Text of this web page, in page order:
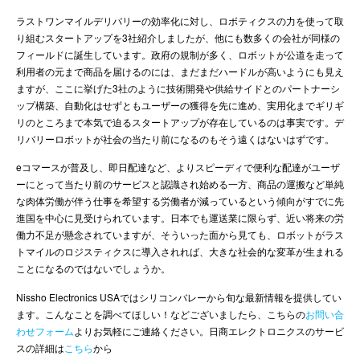
ラストワンマイルデリバリーの効率化に対し、ロボティクスの力を使って取
り組むスタートアップを3社紹介しましたが、他にも数多くの会社が同様の
フィールドに誕生しています。政府の規制が多く、ロボットが公道を走って
利用者の元まで商品を届けるのには、まだまだハードルが高いようにも見え
ますが、ここに挙げた3社のように技術開発や供給サイドとのパートナーシ
ップ構築、自動化はせずともユーザーの獲得を先に進め、実用化までギリギ
リのところまで本気で迫るスタートアップが存在しているのは事実です。デ
リバリーロボットが社会の当たり前になるのもそう遠くはないはずです。
eコマースが普及し、即日配達など、よりスピーディで便利な配達がユーザ
ーにとって当たり前のサービスと認識され始める一方、商品の運搬など単純
な肉体労働が伴う仕事を希望する労働者が減っているという傾向がすでに先
進国を中心に見受けられています。日本でも運送業に限らず、近い将来の労
働力不足が懸念されていますが、そういった面から見ても、ロボットがラス
トマイルのロジスティクスに導入されれば、大きな社会的な変革が生まれる
ことになるのではないでしょうか。
Nissho Electronics USAではシリコンバレーから旬な最新情報を提供してい
ます。こんなことを調べてほしい！などございましたら、こちらのお問い合
わせフォームよりお気軽にご連絡ください。日商エレクトロニクスのサービ
スの詳細は こちらから